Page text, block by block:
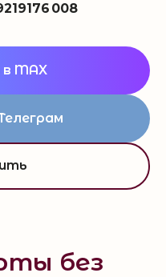
008
MAX
без